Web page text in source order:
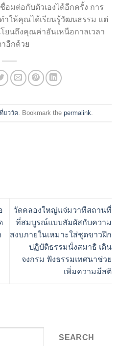
อมต่อกับตัวเองได้อีกครั้ง การ
ำให้คุณได้เรียนรู้วัฒนธรรม แต่
โยนถึงคุณค่าอันเหนือกาลเวลา
อีกด้วย
ที่ยววัด. Bookmark the permalink
วัดคลองใหญ่แจ่มวาทีสถานที่
ที่สมบูรณ์แบบสัมผัสกับความ
สงบภายในเหมาะใส่ชุดขาวฝึก
ปฏิบัติธรรมนั่งสมาธิ เดิน
จงกรม ฟังธรรมเทศนาช่วย
เพิ่มความมีสติ
SEARCH